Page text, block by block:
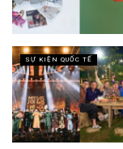
SỰ KIỆN QUỐC TẾ